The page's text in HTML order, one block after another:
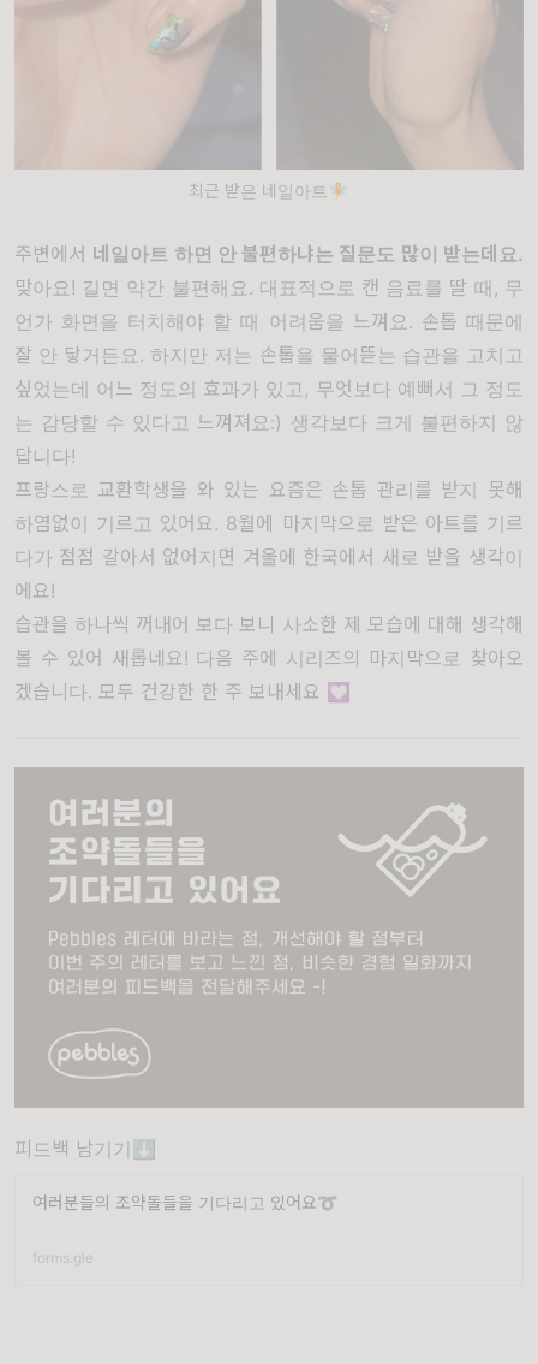
최근 받은 네일아트🧚
주변에서 네일아트 하면 안 불편하냐는 질문도 많이 받는데요.
맞아요! 길면 약간 불편해요. 대표적으로 캔 음료를 딸 때, 무
언가 화면을 터치해야 할 때 어려움을 느껴요. 손톱 때문에
잘 안 닿거든요. 하지만 저는 손톱을 물어뜯는 습관을 고치고
싶었는데 어느 정도의 효과가 있고, 무엇보다 예뻐서 그 정도
는 감당할 수 있다고 느껴져요:) 생각보다 크게 불편하지 않
답니다!
프랑스로 교환학생을 와 있는 요즘은 손톱 관리를 받지 못해
하염없이 기르고 있어요. 8월에 마지막으로 받은 아트를 기르
다가 점점 갈아서 없어지면 겨울에 한국에서 새로 받을 생각이
에요!
습관을 하나씩 꺼내어 보다 보니 사소한 제 모습에 대해 생각해
볼 수 있어 새롭네요! 다음 주에 시리즈의 마지막으로 찾아오
겠습니다. 모두 건강한 한 주 보내세요 💟
피드백 남기기⬇
여러분들의 조약돌들을 기다리고 있어요➰
forms.gle